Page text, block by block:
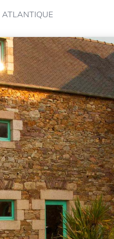
ATLANTIQUE